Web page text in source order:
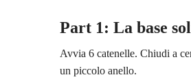
Part 1: La base
Avvia 6 catenelle. Chiudi a
un piccolo anello.